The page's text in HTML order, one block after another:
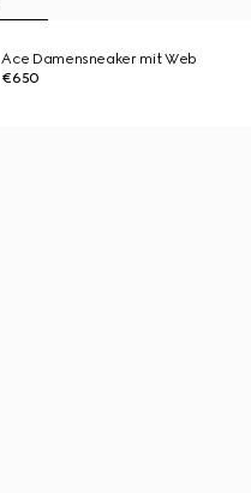
Ace Damensneaker mit Web
€650